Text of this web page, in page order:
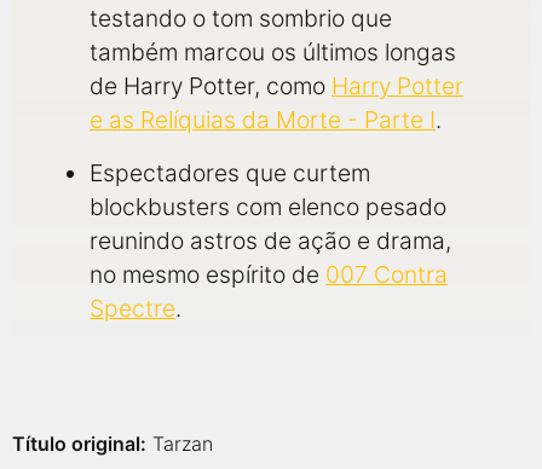
testando o tom sombrio que
também marcou os últimos longas
de Harry Potter, como Harry Potter
e as Relíquias da Morte - Parte I.
Espectadores que curtem
blockbusters com elenco pesado
reunindo astros de ação e drama,
no mesmo espírito de 007 Contra
Spectre.
Título original: Tarzan